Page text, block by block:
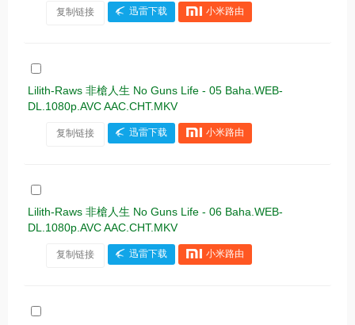
复制链接 迅雷下载 小米路由
Lilith-Raws 非槍人生 No Guns Life - 05 Baha.WEB-
DL.1080p.AVC AAC.CHT.MKV
复制链接 迅雷下载 小米路由
Lilith-Raws 非槍人生 No Guns Life - 06 Baha.WEB-
DL.1080p.AVC AAC.CHT.MKV
复制链接 迅雷下载 小米路由